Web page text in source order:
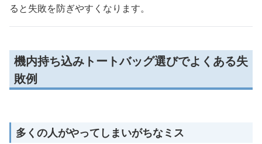
ると失敗を防ぎやすくなります。
機内持ち込みトートバッグ選びでよくある失
敗例
多くの人がやってしまいがちなミス